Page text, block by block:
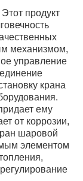
продукт
механизмом,
управление
крана
ему
от коррозии,
шаровой
элементом